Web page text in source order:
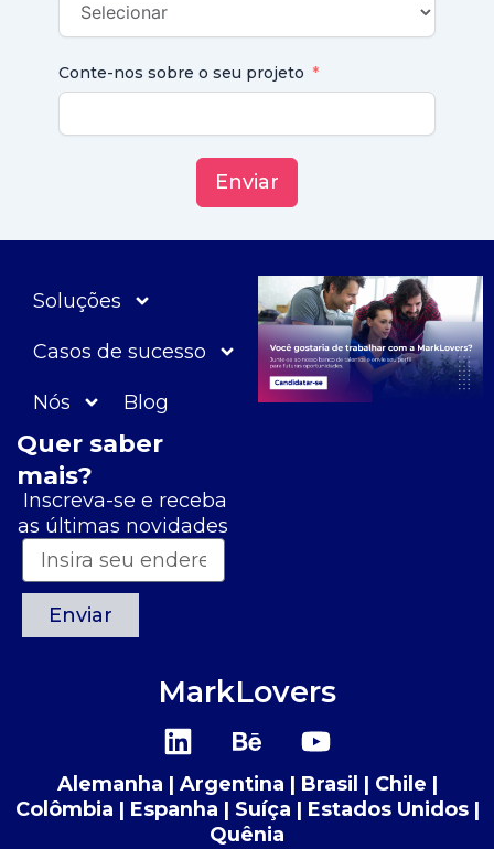
Conte-nos sobre o seu projeto
Enviar
Soluções
Casos de sucesso
Nós Blog
Quer saber
mais?
Inscreva-se e receba
as últimas novidades
Enviar
MarkLovers
L
i
n
k
B
e
h
a
n
Y
o
u
t
Alemanha | Argentina | Brasil | Chile |
Colômbia | Espanha | Suíça | Estados Unidos |
Quênia